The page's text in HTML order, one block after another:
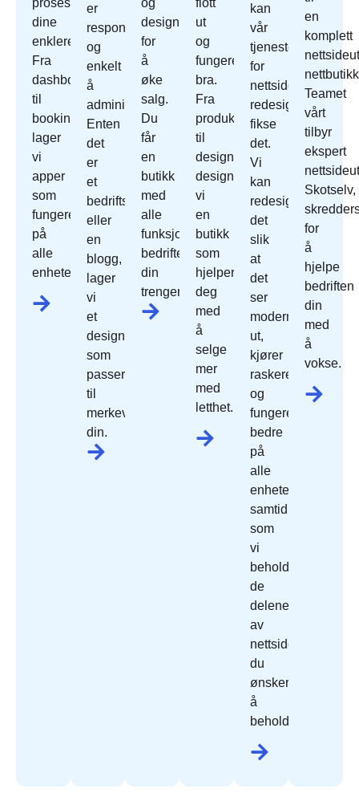
dine
enklere.
Fra
dashbord
til
bookingsystemer
lager
vi
apper
som
fungerer
på
alle
enheter.
er
responsivt
og
enkelt
å
administrere.
Enten
det
er
et
bedriftsnettsted
eller
en
blogg,
lager
vi
et
design
som
passer
til
merkevaren
din.
designet
for
å
øke
salg.
Du
får
en
butikk
med
alle
funksjonene
bedriften
din
trenger.
ut
og
fungerer
bra.
Fra
produktoppsett
til
design
designer
vi
en
butikk
som
hjelper
deg
med
å
selge
mer
med
letthet.
kan
vår
tjeneste
for
nettside
redesign
fikse
det.
Vi
kan
redesign
det
slik
at
det
ser
moderne
ut,
kjører
raskere
og
fungerer
bedre
på
alle
enheter,
samtidig
som
vi
beholder
de
delene
av
nettside
du
ønsker
å
beholde.
en
komplett
Teamet
vårt
tilbyr
ekspert
Skotselv,
for
å
hjelpe
bedriften
din
med
å
vokse.